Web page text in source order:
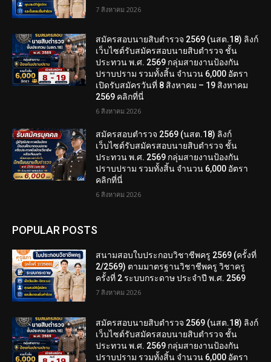
7 สิงหาคม 2026
สมัครสอบนายสิบตำรวจ 2569 (นสต.18) ลิงก์
เว็บไซต์รับสมัครสอบนายสิบตำรวจ ชั้น
ประทวน พ.ศ. 2569 กลุ่มสายงานป้องกัน
ปราบปราม รวมทั้งสิ้น จำนวน 6,000 อัตรา
เปิดรับสมัครวันที่ 8 สิงหาคม – 19 สิงหาคม
2569 คลิกที่นี่
6 สิงหาคม 2026
สมัครสอบตํารวจ 2569 (นสต.18) ลิงก์
เว็บไซต์รับสมัครสอบนายสิบตำรวจ ชั้น
ประทวน พ.ศ. 2569 กลุ่มสายงานป้องกัน
ปราบปราม รวมทั้งสิ้น จำนวน 6,000 อัตรา
คลิกที่นี่
6 สิงหาคม 2026
POPULAR POSTS
สนามสอบใบประกอบวิชาชีพครู 2569 (ครั้งที่
2/2569) ตามมาตรฐานวิชาชีพครู วิชาครู
ครั้งที่ 2 ระบบกระดาษ ประจำปี พ.ศ. 2569
7 สิงหาคม 2026
สมัครสอบนายสิบตำรวจ 2569 (นสต.18) ลิงก์
เว็บไซต์รับสมัครสอบนายสิบตำรวจ ชั้น
ประทวน พ.ศ. 2569 กลุ่มสายงานป้องกัน
ปราบปราม รวมทั้งสิ้น จำนวน 6,000 อัตรา